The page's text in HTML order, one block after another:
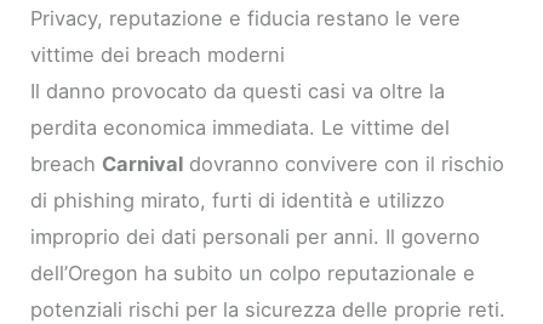
Privacy, reputazione e fiducia restano le vere
vittime dei breach moderni
Il danno provocato da questi casi va oltre la
perdita economica immediata. Le vittime del
breach Carnival dovranno convivere con il rischio
di phishing mirato, furti di identità e utilizzo
improprio dei dati personali per anni. Il governo
dell’Oregon ha subito un colpo reputazionale e
potenziali rischi per la sicurezza delle proprie reti.